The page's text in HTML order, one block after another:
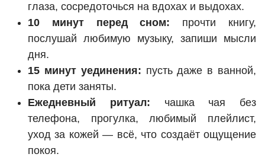
глаза, сосредоточься на вдохах и выдохах.
10 минут перед сном: прочти книгу,
послушай любимую музыку, запиши мысли
дня.
15 минут уединения: пусть даже в ванной,
пока дети заняты.
Ежедневный ритуал: чашка чая без
телефона, прогулка, любимый плейлист,
уход за кожей — всё, что создаёт ощущение
покоя.